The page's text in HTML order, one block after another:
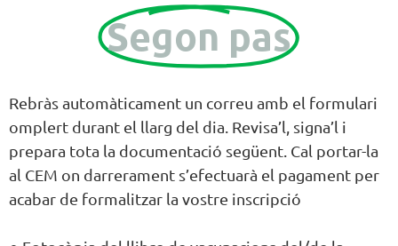
Segon pas
Rebràs automàticament un correu amb el formulari
omplert durant el llarg del dia. Revisa’l, signa’l i
prepara tota la documentació següent. Cal portar-la
al CEM on darrerament s’efectuarà el pagament per
acabar de formalitzar la vostre inscripció